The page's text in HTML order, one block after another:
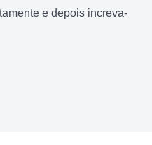
e depois increva-